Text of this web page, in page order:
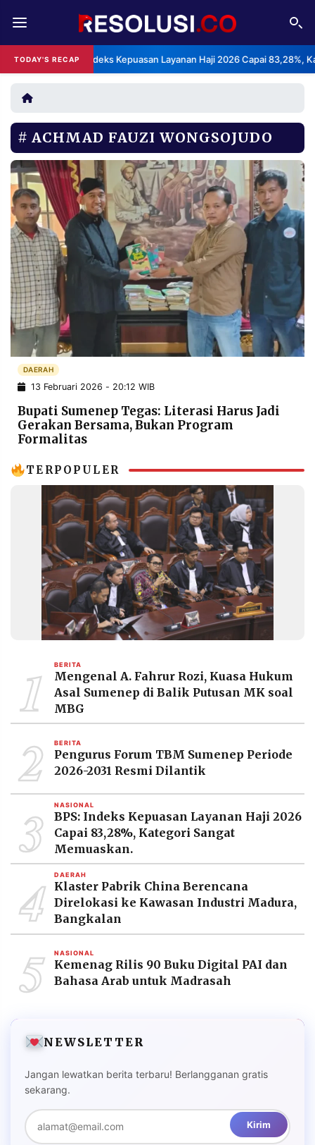
TODAY'S RECAP
BPS: Indeks Kepuasan Layanan Haji 2026 Capai 83,28%,
REDAKSI TENTANG
RESOLUSI IKLAN
RUBRIKASI
EDITORIAL AKSARA
FINANSIA PERSONA
DAERAH NASIONAL
MANCA SPORT
INFORMASI
PRIVACY
POLICY
BERITA
WARGA
INFORMASI
IKLAN
KIRIM
PENGADUAN TERM
SERVICE
IKUTI
RESOLUSI
MEDIA
©
Resolusi.co
-
PT.
RESOLUSI
MEDIA
ACHMAD FAUZI WONGSOJUDO
DAERAH
13 Februari 2026 - 20:12 WIB
Bupati Sumenep Tegas: Literasi Harus Jadi
Gerakan Bersama, Bukan Program
Formalitas
TERPOPULER
1 BERITA
Mengenal A. Fahrur Rozi, Kuasa Hukum
Asal Sumenep di Balik Putusan MK soal
MBG
2 BERITA
Pengurus Forum TBM Sumenep Periode
2026-2031 Resmi Dilantik
3 NASIONAL
BPS: Indeks Kepuasan Layanan Haji 2026
Capai 83,28%, Kategori Sangat
Memuaskan.
4 DAERAH
Klaster Pabrik China Berencana
Direlokasi ke Kawasan Industri Madura,
Bangkalan
5 NASIONAL
Kemenag Rilis 90 Buku Digital PAI dan
Bahasa Arab untuk Madrasah
NEWSLETTER
Jangan lewatkan berita terbaru! Berlangganan gratis
sekarang.
Kirim